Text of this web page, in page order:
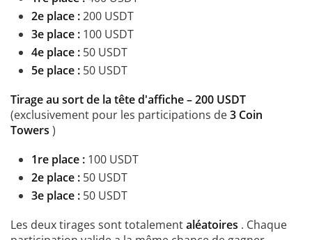
2e place :200 USDT
3e place : 100 USDT
4e place : 50 USDT
5e place : 50 USDT
Tirage au sort de la tête d'affiche – 200 USDT
(exclusivement pour les participations de3 Coin
Towers )
1re place : 100 USDT
2e place : 50 USDT
3e place : 50 USDT
Les deux tirages sont totalementaléatoires . Chaque